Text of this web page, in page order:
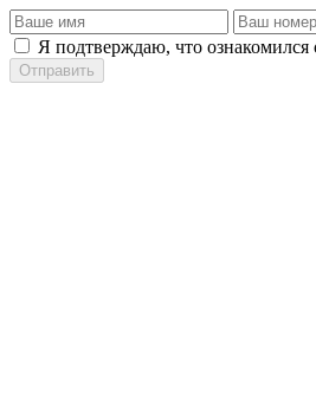
Я подтверждаю, что ознакомился